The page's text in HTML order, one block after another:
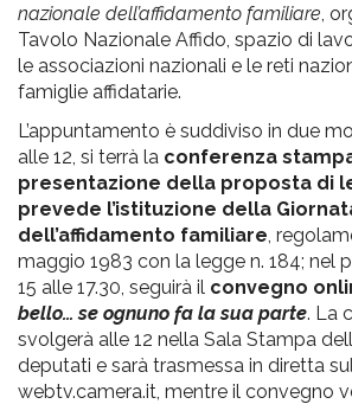
nazionale dell’affidamento familiare ,
Tavolo Nazionale Affido, spazio di
le associazioni nazionali e le reti
famiglie affidatarie.
L’appuntamento è suddiviso in due
alle 12, si terrà la conferenza
presentazione della proposta di
prevede l’istituzione della
dell’affidamento familiare ,
maggio 1983 con la legge n. 184; nel
15 alle 17.30, seguirà il convegno
bello… se ognuno fa la sua parte. La
svolgerà alle 12 nella Sala Stampa
deputati e sarà trasmessa in diretta
webtv.camera.it, mentre il convegno